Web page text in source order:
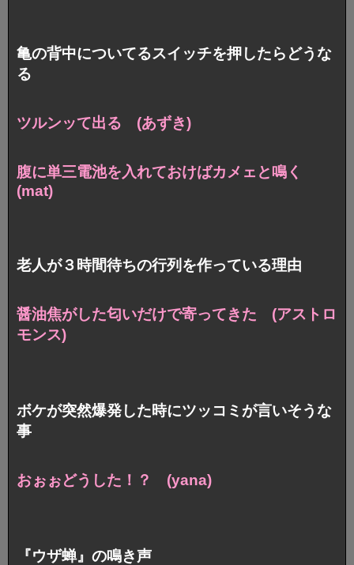
亀の背中についてるスイッチを押したらどうな
る
ツルンッて出る (あずき)
腹に単三電池を入れておけばカメェと鳴く
(mat)
老人が３時間待ちの行列を作っている理由
醤油焦がした匂いだけで寄ってきた (アストロ
モンス)
ボケが突然爆発した時にツッコミが言いそうな
事
おぉぉどうした！？ (yana)
『ウザ蝉』の鳴き声